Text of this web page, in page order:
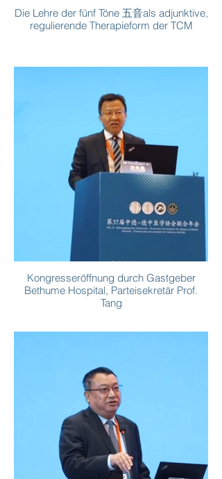
Die Lehre der fünf Töne 五音als adjunktive,
regulierende Therapieform der TCM
Kongresseröffnung durch Gastgeber
Bethume Hospital, Parteisekretär Prof.
Tang